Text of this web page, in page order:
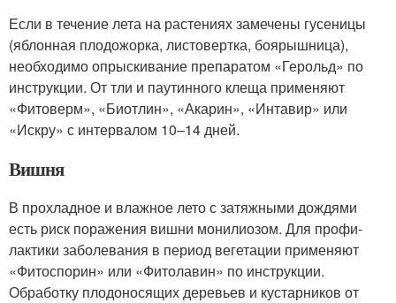
Если в течение лета на растениях замече­ны гусеницы
(яблонная плодожорка, листо­вертка, боярышница),
необходимо опры­скивание препаратом «Герольд» по
инст­рукции. От тли и паутинного клеща при­меняют
«Фитоверм», «Биотлин», «Акарин», «Интавир» или
«Искру» с интервалом 10–14 дней.
Вишня
В прохладное и влажное лето с затяжными дождями
есть риск пора­жения вишни монилиозом. Для профи­
лактики заболевания в период вегетации применяют
«Фитоспорин» или «Фитола­вин» по инструкции.
Обработку плодоно­сящих деревьев и кустарников от